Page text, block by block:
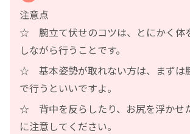
注意点
☆ 腕立て伏せのコツは、とにかく体
しながら行うことです。
☆ 基本姿勢が取れない方は、まずは
で行うといいですよ。
☆ 背中を反らしたり、お尻を浮かせ
に注意してください。